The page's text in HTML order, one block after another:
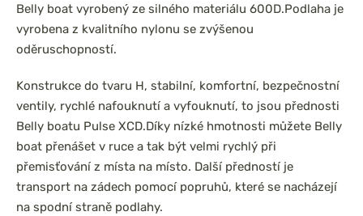
Belly boat vyrobený ze silného materiálu 600D.Podlaha je
vyrobena z kvalitního nylonu se zvýšenou
oděruschopností.
Konstrukce do tvaru H, stabilní, komfortní, bezpečnostní
ventily, rychlé nafouknutí a vyfouknutí, to jsou přednosti
Belly boatu Pulse XCD.Díky nízké hmotnosti můžete Belly
boat přenášet v ruce a tak být velmi rychlý při
přemisťování z místa na místo. Další předností je
transport na zádech pomocí popruhů, které se nacházejí
na spodní straně podlahy.